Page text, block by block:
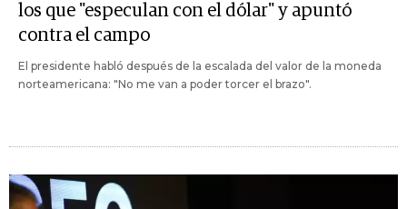
los que "especulan con el dólar" y apuntó
contra el campo
El presidente habló después de la escalada del valor de la moneda
norteamericana: "No me van a poder torcer el brazo".